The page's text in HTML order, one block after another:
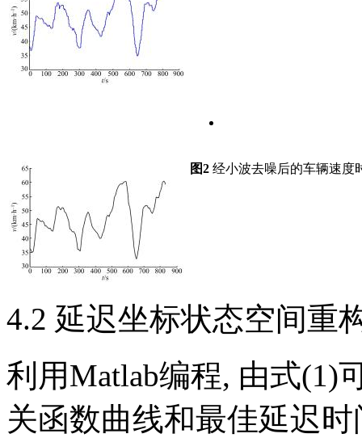
图2 经小波去噪后的车辆速度
4.2 延迟坐标状态空间重
利用Matlab编程, 由式(1)
关函数曲线和最佳延迟